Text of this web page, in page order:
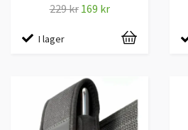
229 kr 169 kr
I lager